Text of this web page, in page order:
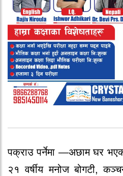
पक्राउ पर्नेमा —अछाम घर
२१
वर्षीय मनोज बोगटी,